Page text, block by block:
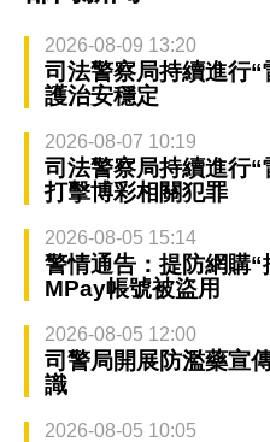
2026-08-09 13:20
司法警察局持續進行
護治安穩定
2026-08-07 10:19
司法警察局持續進行
打擊博彩相關犯罪
2026-08-05 15:14
警情通告：提防網購
MPay帳號被盜用
2026-08-05 12:00
司警局開展防濫藥宣
識
2026-08-05 10:05